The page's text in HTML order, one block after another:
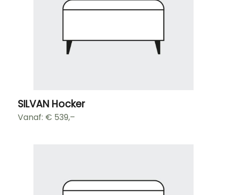
SILVAN Hocker
Vanaf: € 539,–